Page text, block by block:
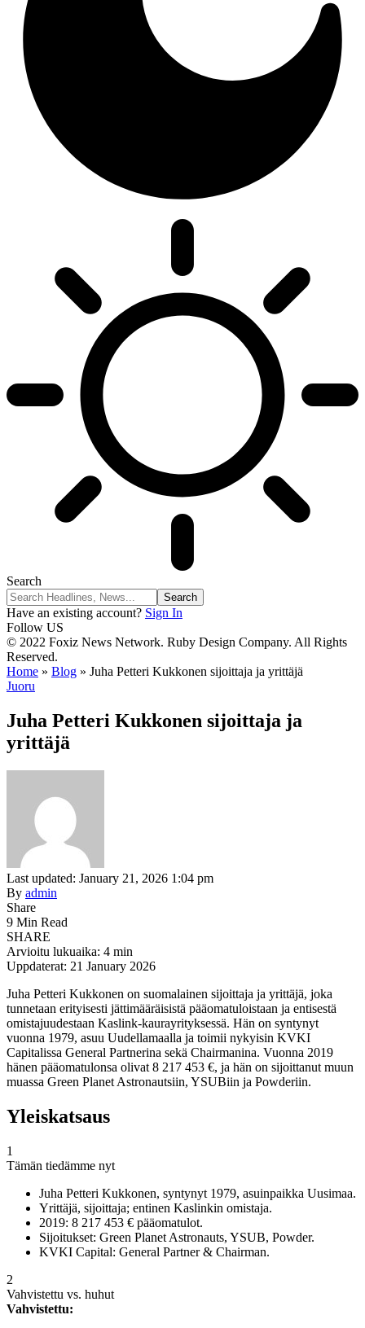
Search
Have an existing account? Sign In
Follow US
© 2022 Foxiz News Network. Ruby Design Company. All Rights
Reserved.
Home » Blog » Juha Petteri Kukkonen sijoittaja ja yrittäjä
Juoru
Juha Petteri Kukkonen sijoittaja ja
yrittäjä
Last updated: January 21, 2026 1:04 pm
By admin
Share
9 Min Read
SHARE
Arvioitu lukuaika: 4 min
Uppdaterat: 21 January 2026
Juha Petteri Kukkonen on suomalainen sijoittaja ja yrittäjä, joka
tunnetaan erityisesti jättimääräisistä pääomatuloistaan ja entisestä
omistajuudestaan Kaslink-kaurayrityksessä. Hän on syntynyt
vuonna 1979, asuu Uudellamaalla ja toimii nykyisin KVKI
Capitalissa General Partnerina sekä Chairmanina. Vuonna 2019
hänen pääomatulonsa olivat 8 217 453 €, ja hän on sijoittanut muun
muassa Green Planet Astronautsiin, YSUBiin ja Powderiin.
Yleiskatsaus
1
Tämän tiedämme nyt
Juha Petteri Kukkonen, syntynyt 1979, asuinpaikka Uusimaa.
Yrittäjä, sijoittaja; entinen Kaslinkin omistaja.
2019: 8 217 453 € pääomatulot.
Sijoitukset: Green Planet Astronauts, YSUB, Powder.
KVKI Capital: General Partner & Chairman.
2
Vahvistettu vs. huhut
Vahvistettu: